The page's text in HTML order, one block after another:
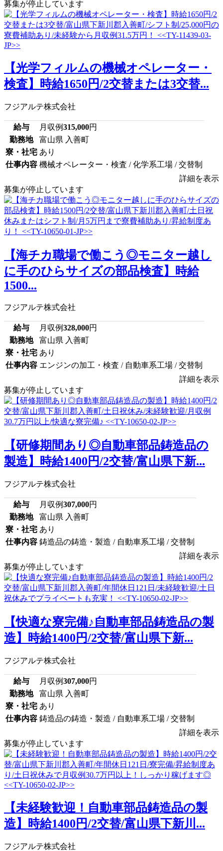
募集が停止しています
【光学フィルムの機械オペレーター・
検査】時給1650円/2交替または3交替...
フジアルテ株式会社
給与 月収例315,000円
勤務地
富山県 入善町
寮・社宅 あり
仕事内容 機械オペレーター・検査 / 化学系工場 / 交替制
詳細を表示
募集が停止しています
【海チカ職場で働こう◎モニター越し
に手のひらサイズの部品検査】時給
1500...
フジアルテ株式会社
給与 月収例328,000円
勤務地
富山県 入善町
寮・社宅 あり
仕事内容 エンジンの加工・検査 / 自動車系工場 / 交替制
詳細を表示
募集が停止しています
【研修期間あり◎自動車部品鋳造品の
製造】時給1400円/2交替/富山県下新...
フジアルテ株式会社
給与 月収例307,000円
勤務地
富山県 入善町
寮・社宅 あり
仕事内容 鋳造品の鋳造・製造 / 自動車系工場 / 交替制
詳細を表示
募集が停止しています
【快適な寮完備♪自動車部品鋳造品の製
造】時給1400円/2交替/富山県下新...
フジアルテ株式会社
給与 月収例307,000円
勤務地
富山県 入善町
寮・社宅 あり
仕事内容 鋳造品の鋳造・製造 / 自動車系工場 / 交替制
詳細を表示
募集が停止しています
【未経験歓迎！自動車部品鋳造品の製
造】時給1400円/2交替/富山県下新川...
フジアルテ株式会社